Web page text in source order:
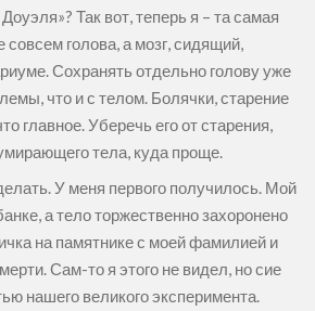
Так вот, теперь я – та самая
совсем голова, а мозг, сидящий,
Сохранять отдельно голову уже
что и с телом. Болячки, старение
главное. Уберечь его от старения,
тела, куда проще.
У меня первого получилось. Мой
а тело торжественно захоронено
на памятнике с моей фамилией и
Сам-то я этого не видел, но сие
нашего великого эксперимента.